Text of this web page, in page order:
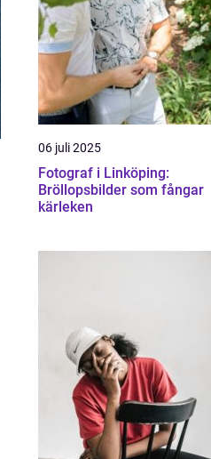
06 juli 2025
Fotograf i Linköping:
Bröllopsbilder som fångar
kärleken